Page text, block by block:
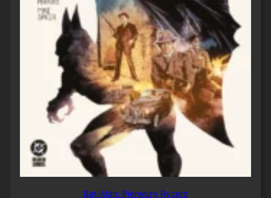
Bat-Man: Pierwszy Rycerz